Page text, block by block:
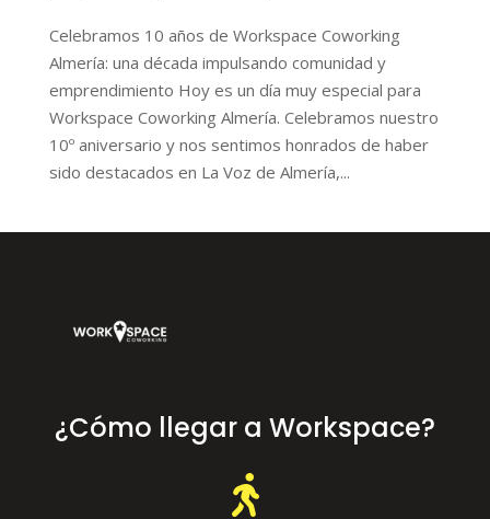
Celebramos 10 años de Workspace Coworking
Almería: una década impulsando comunidad y
emprendimiento Hoy es un día muy especial para
Workspace Coworking Almería. Celebramos nuestro
10º aniversario y nos sentimos honrados de haber
sido destacados en La Voz de Almería,...
¿Cómo llegar a Workspace?
